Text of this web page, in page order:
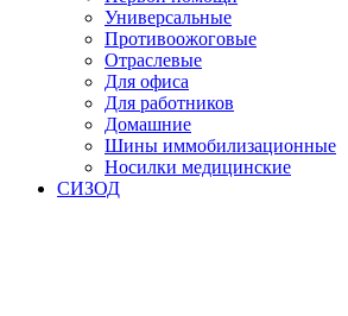
Универсальные
Противоожоговые
Отраслевые
Для офиса
Для работников
Домашние
Шины иммобилизационные
Носилки медицинские
СИЗОД